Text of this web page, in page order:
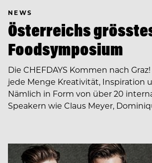
NEWS
Österreichs
Foodsymposium
Die CHEFDAYS Kommen nach
jede Menge Kreativität, Inspiration
Nämlich in Form von über 20
Speakern wie Claus Meyer,